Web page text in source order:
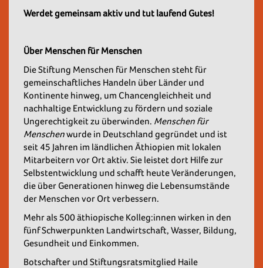
Werdet gemeinsam aktiv und tut laufend Gutes!
Über Menschen für Menschen
Die Stiftung Menschen für Menschen steht für
gemeinschaftliches Handeln über Länder und
Kontinente hinweg, um Chancengleichheit und
nachhaltige Entwicklung zu fördern und soziale
Ungerechtigkeit zu überwinden. Menschen für
Menschenwurde in Deutschland gegründet und ist
seit 45 Jahren im ländlichen Äthiopien mit lokalen
Mitarbeitern vor Ort aktiv. Sie leistet dort Hilfe zur
Selbstentwicklung und schafft heute Veränderungen,
die über Generationen hinweg die Lebensumstände
der Menschen vor Ort verbessern.
Mehr als 500 äthiopische Kolleg:innen wirken in den
fünf Schwerpunkten Landwirtschaft, Wasser, Bildung,
Gesundheit und Einkommen.
Botschafter und Stiftungsratsmitglied Haile